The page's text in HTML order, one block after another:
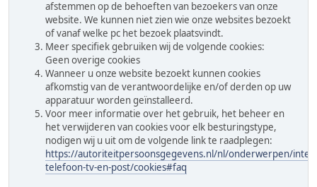
afstemmen op de behoeften van bezoekers van onze
website. We kunnen niet zien wie onze websites bezoekt
of vanaf welke pc het bezoek plaatsvindt.
Meer specifiek gebruiken wij de volgende cookies:
Geen overige cookies
Wanneer u onze website bezoekt kunnen cookies
afkomstig van de verantwoordelijke en/of derden op uw
apparatuur worden geïnstalleerd.
Voor meer informatie over het gebruik, het beheer en
het verwijderen van cookies voor elk besturingstype,
nodigen wij u uit om de volgende link te raadplegen:
https://autoriteitpersoonsgegevens.nl/nl/onderwerpen/
telefoon-tv-en-post/cookies#faq